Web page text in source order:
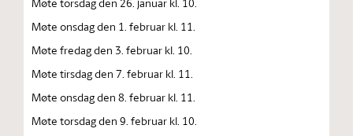
Møte onsdag den 1. februar kl. 11.
Møte fredag den 3. februar kl. 10.
Møte tirsdag den 7. februar kl. 11.
Møte onsdag den 8. februar kl. 11.
Møte torsdag den 9. februar kl. 10.